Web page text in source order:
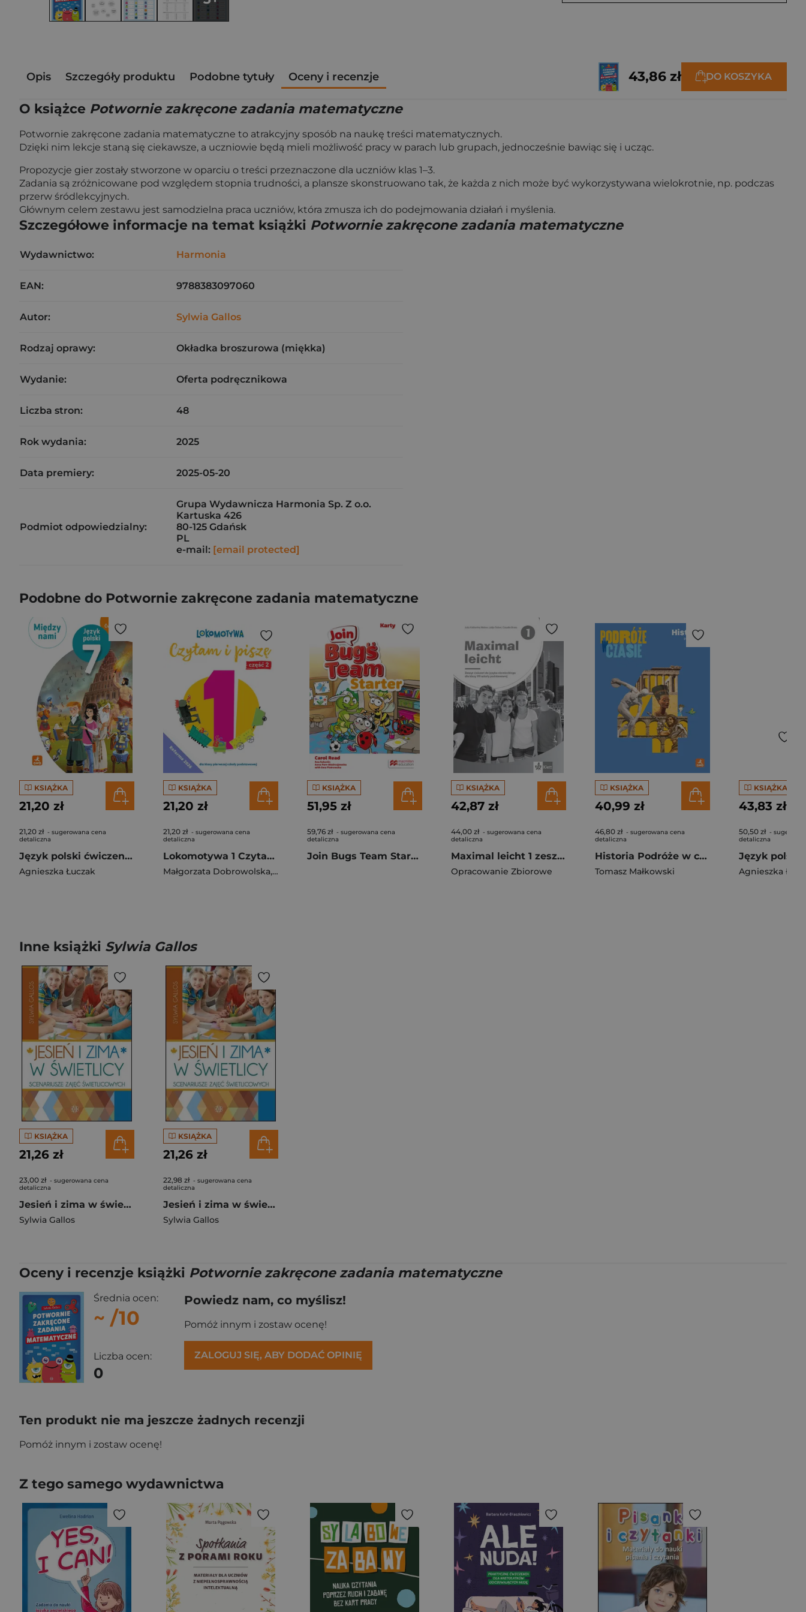
Opis Szczegóły produktu Podobne tytuły Oceny i recenzje 43,86 zł DO KOSZYKA
O książce Potwornie zakręcone zadania matematyczne
Potwornie zakręcone zadania matematyczne to atrakcyjny sposób na naukę treści matematycznych.
Dzięki nim lekcje staną się ciekawsze, a uczniowie będą mieli możliwość pracy w parach lub grupach, jednocześnie bawiąc się i ucząc.
Propozycje gier zostały stworzone w oparciu o treści przeznaczone dla uczniów klas 1–3.
Zadania są zróżnicowane pod względem stopnia trudności, a plansze skonstruowano tak, że każda z nich może być wykorzystywana wielokrotnie, np. podczas
przerw śródlekcyjnych.
Głównym celem zestawu jest samodzielna praca uczniów, która zmusza ich do podejmowania działań i myślenia.
Szczegółowe informacje na temat książki Potwornie zakręcone zadania matematyczne
Wydawnictwo: Harmonia
EAN: 9788383097060
Autor: Sylwia Gallos
Rodzaj oprawy: Okładka broszurowa (miękka)
Wydanie: Oferta podręcznikowa
Liczba stron: 48
Rok wydania: 2025
Data premiery: 2025-05-20
Podmiot odpowiedzialny:
Grupa Wydawnicza Harmonia Sp. Z o.o.
Kartuska 426
80-125 Gdańsk
PL
e-mail: [email protected]
Podobne do Potwornie zakręcone zadania matematyczne
KSIĄŻKA
21,20 zł
21,20 zł - sugerowana cena
detaliczna
Język polski ćwiczenia wersja B dla klasy 7 Między nami EDYCJA 2026
Agnieszka Łuczak
KSIĄŻKA
21,20 zł
21,20 zł - sugerowana cena
detaliczna
Lokomotywa 1 Czytam i piszę Ćwiczenia cz 2 EDYCJA 2026
Małgorzata Dobrowolska, Barbara Szczawińska Królikowska-Czarnota Katarzyna ,Kulis Iwona Pasternak Marzena,Rymar Katarzyna
KSIĄŻKA
51,95 zł
59,76 zł - sugerowana cena
detaliczna
Join Bugs Team Starter Książka ucznia
KSIĄŻKA
42,87 zł
44,00 zł - sugerowana cena
detaliczna
Maximal leicht 1 zeszyt ćwiczeń język niemiecki klasa VII szkoła podstawowa
Opracowanie Zbiorowe
KSIĄŻKA
40,99 zł
46,80 zł - sugerowana cena
detaliczna
Historia Podróże w czasie podręcznik dla klasy 4 szkoły podstawowej EDYCJA 2026
Tomasz Małkowski
KSIĄŻKA
43,83 zł
50,50 zł -
detaliczna
Agnieszka
Inne książki Sylwia Gallos
KSIĄŻKA
21,26 zł
23,00 zł - sugerowana cena
detaliczna
Jesień i zima w świetlicy. Scenariusze zajęć...
Sylwia Gallos
KSIĄŻKA
21,26 zł
22,98 zł - sugerowana cena
detaliczna
Jesień i zima w świetlicy w.4
Sylwia Gallos
Oceny i recenzje książki Potwornie zakręcone zadania matematyczne
Średnia ocen:
~ /10
Liczba ocen:
0
Powiedz nam, co myślisz!
Pomóż innym i zostaw ocenę!
ZALOGUJ SIĘ, ABY DODAĆ OPINIĘ
Ten produkt nie ma jeszcze żadnych recenzji
Pomóż innym i zostaw ocenę!
Z tego samego wydawnictwa